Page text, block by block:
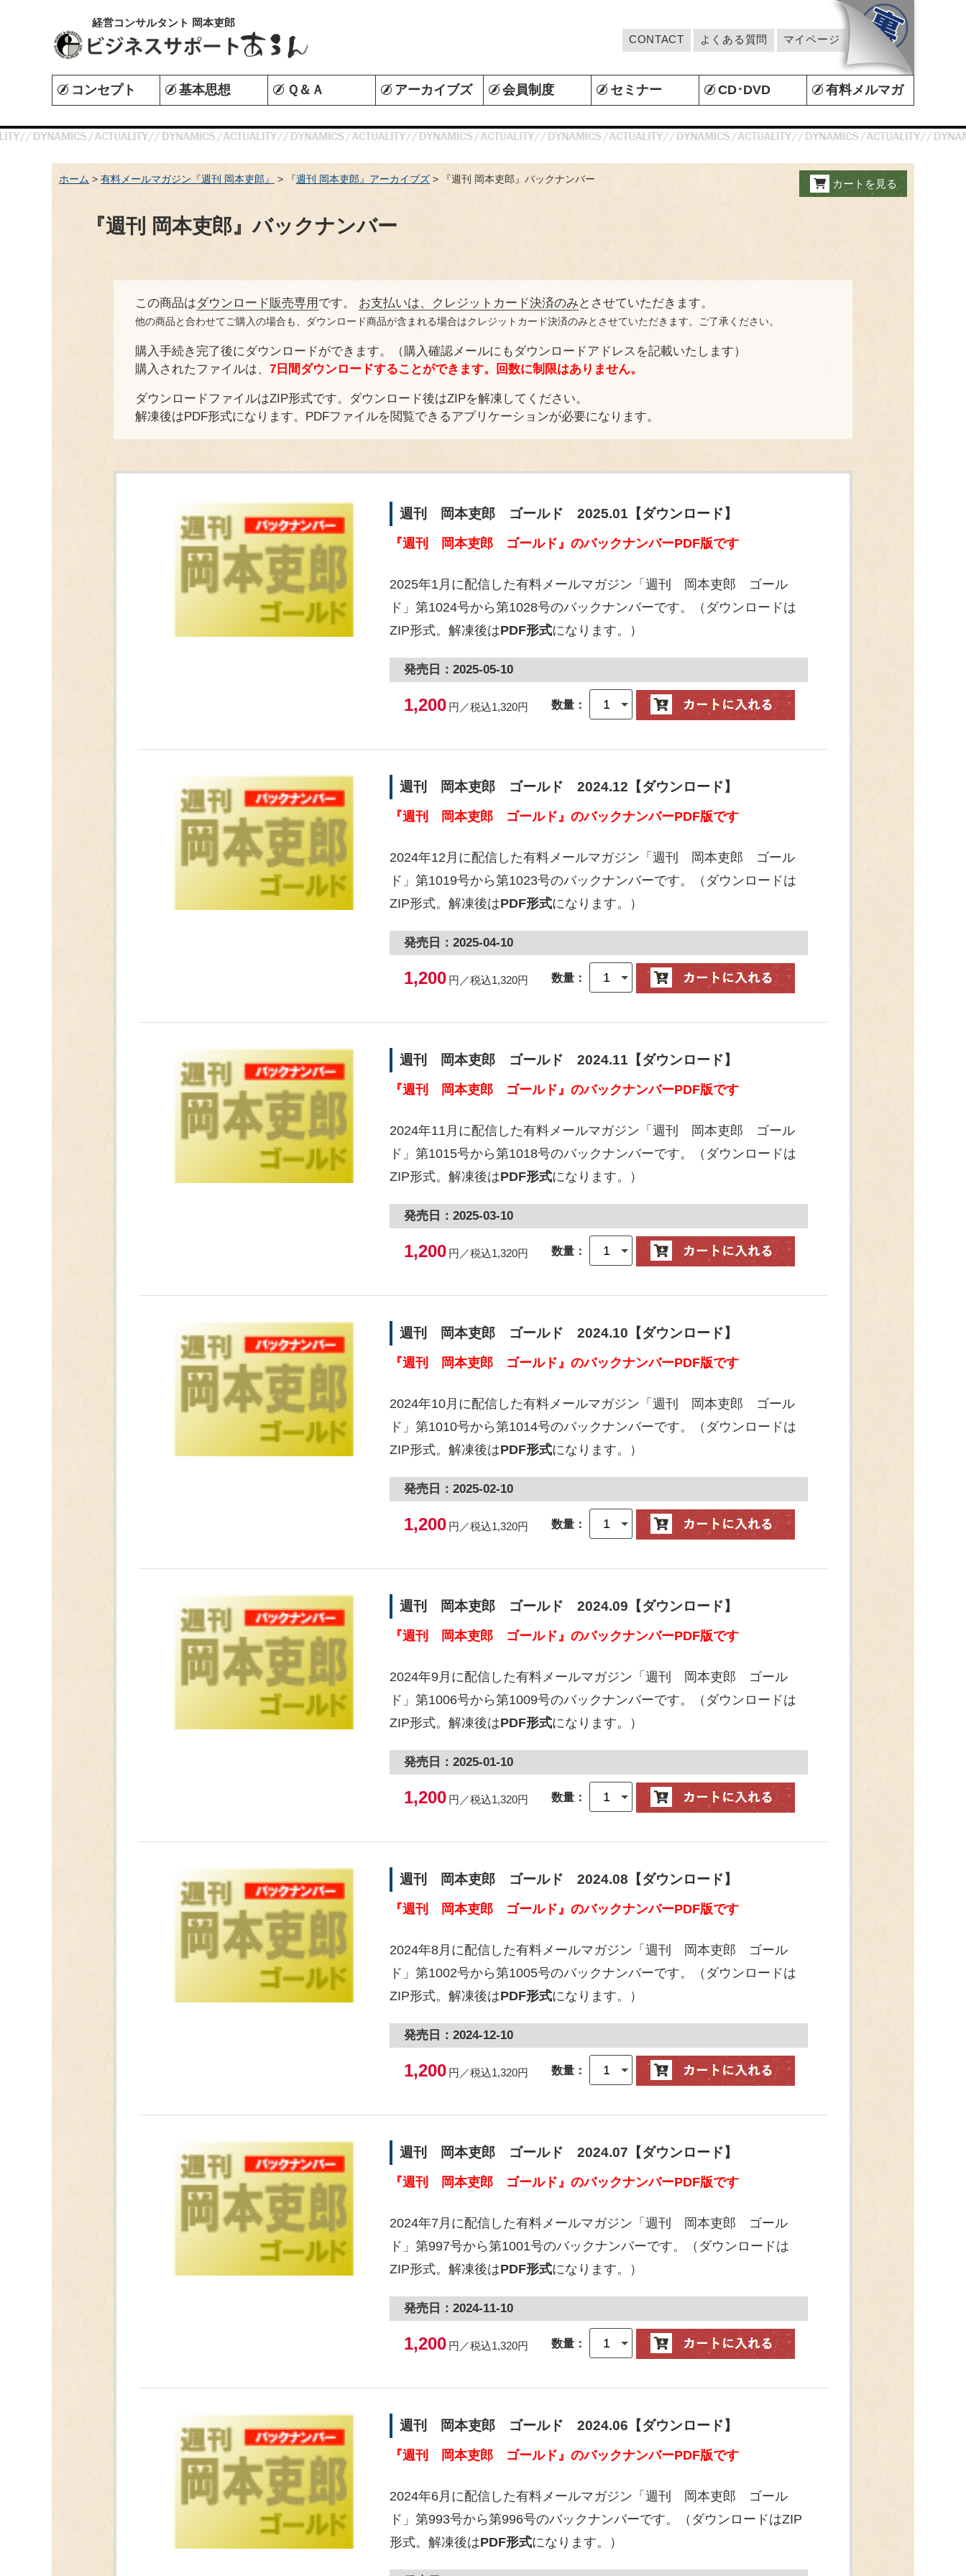
CONTACT よくある質問 マイページ
経営コンサルタント 岡本吏郎
コンセプト 基本思想 Ｑ＆Ａ アーカイブズ 会員制度 セミナー CD･DVD 有料メルマガ
ホーム > 有料メールマガジン『週刊 岡本吏郎』 > 『週刊 岡本吏郎』アーカイブズ > 『週刊 岡本吏郎』バックナンバー カートを見る
『週刊 岡本吏郎』バックナンバー
この商品はダウンロード販売専用 です。 お支払いは、クレジットカード決済のみ とさせていただきます。
他の商品と合わせてご購入の場合も、ダウンロード商品が含まれる場合はクレジットカード決済のみとさせていただきます。ご了承ください。
購入手続き完了後にダウンロードができます。（購入確認メールにもダウンロードアドレスを記載いたします）
購入されたファイルは、 7日間ダウンロードすることができます。回数に制限はありません。
ダウンロードファイルはZIP形式です。ダウンロード後はZIPを解凍してください。
解凍後はPDF形式になります。PDFファイルを閲覧できるアプリケーションが必要になります。
週刊 岡本吏郎 ゴールド 2025.01【ダウンロード】
『週刊 岡本吏郎 ゴールド』のバックナンバーPDF版です
2025年1月に配信した有料メールマガジン「週刊 岡本吏郎 ゴール
ド」第1024号から第1028号のバックナンバーです。（ダウンロードは
ZIP形式。解凍後はPDF形式になります。）
発売日：2025-05-10
1,200 円／税込1,320円 数量：
週刊 岡本吏郎 ゴールド 2024.12【ダウンロード】
『週刊 岡本吏郎 ゴールド』のバックナンバーPDF版です
2024年12月に配信した有料メールマガジン「週刊 岡本吏郎 ゴール
ド」第1019号から第1023号のバックナンバーです。（ダウンロードは
ZIP形式。解凍後はPDF形式になります。）
発売日：2025-04-10
1,200 円／税込1,320円 数量：
週刊 岡本吏郎 ゴールド 2024.11【ダウンロード】
『週刊 岡本吏郎 ゴールド』のバックナンバーPDF版です
2024年11月に配信した有料メールマガジン「週刊 岡本吏郎 ゴール
ド」第1015号から第1018号のバックナンバーです。（ダウンロードは
ZIP形式。解凍後はPDF形式になります。）
発売日：2025-03-10
1,200 円／税込1,320円 数量：
週刊 岡本吏郎 ゴールド 2024.10【ダウンロード】
『週刊 岡本吏郎 ゴールド』のバックナンバーPDF版です
2024年10月に配信した有料メールマガジン「週刊 岡本吏郎 ゴール
ド」第1010号から第1014号のバックナンバーです。（ダウンロードは
ZIP形式。解凍後はPDF形式になります。）
発売日：2025-02-10
1,200 円／税込1,320円 数量：
週刊 岡本吏郎 ゴールド 2024.09【ダウンロード】
『週刊 岡本吏郎 ゴールド』のバックナンバーPDF版です
2024年9月に配信した有料メールマガジン「週刊 岡本吏郎 ゴール
ド」第1006号から第1009号のバックナンバーです。（ダウンロードは
ZIP形式。解凍後はPDF形式になります。）
発売日：2025-01-10
1,200 円／税込1,320円 数量：
週刊 岡本吏郎 ゴールド 2024.08【ダウンロード】
『週刊 岡本吏郎 ゴールド』のバックナンバーPDF版です
2024年8月に配信した有料メールマガジン「週刊 岡本吏郎 ゴール
ド」第1002号から第1005号のバックナンバーです。（ダウンロードは
ZIP形式。解凍後はPDF形式になります。）
発売日：2024-12-10
1,200 円／税込1,320円 数量：
週刊 岡本吏郎 ゴールド 2024.07【ダウンロード】
『週刊 岡本吏郎 ゴールド』のバックナンバーPDF版です
2024年7月に配信した有料メールマガジン「週刊 岡本吏郎 ゴール
ド」第997号から第1001号のバックナンバーです。（ダウンロードは
ZIP形式。解凍後はPDF形式になります。）
発売日：2024-11-10
1,200 円／税込1,320円 数量：
週刊 岡本吏郎 ゴールド 2024.06【ダウンロード】
『週刊 岡本吏郎 ゴールド』のバックナンバーPDF版です
2024年6月に配信した有料メールマガジン「週刊 岡本吏郎 ゴール
ド」第993号から第996号のバックナンバーです。（ダウンロードはZIP
形式。解凍後はPDF形式になります。）